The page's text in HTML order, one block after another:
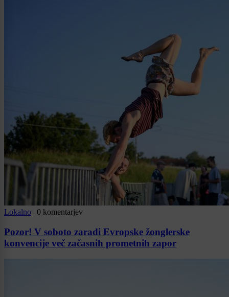
Lokalno | 0 komentarjev
Pozor! V soboto zaradi Evropske žonglerske
konvencije več začasnih prometnih zapor